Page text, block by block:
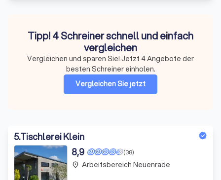
Tipp! 4 Schreiner schnell und einfach
vergleichen
Vergleichen und sparen Sie! Jetzt 4 Angebote der
besten Schreiner einholen.
Vergleichen Sie jetzt
5.Tischlerei Klein
(38)
8,9
place Arbeitsbereich Neuenrade